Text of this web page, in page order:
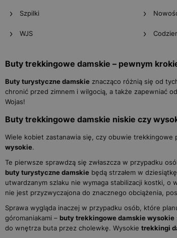
Szpilki
WJS
Buty trekkingowe damskie – pewnym
Buty turystyczne damskie znacząco różnią się od
chronić przed zimnem i wilgocią, a także zapewniać
Wojas!
Buty trekkingowe damskie niskie czy
Wiele kobiet zastanawia się, czy obuwie
wysokie.
Te pierwsze sprawdzą się zwłaszcza w przypadku
buty turystyczne damskie będą strzałem w
utwardzanym szlaku nie wymaga stabilizacji kostki, o
nie jest przyzwyczajona do znacznego obciążenia,
Sprawa wygląda inaczej w przypadku osób, które
góromaniakami – buty trekkingowe damskie wysokie
do wnętrza buta przez cholewkę. Wysokie trekkingi